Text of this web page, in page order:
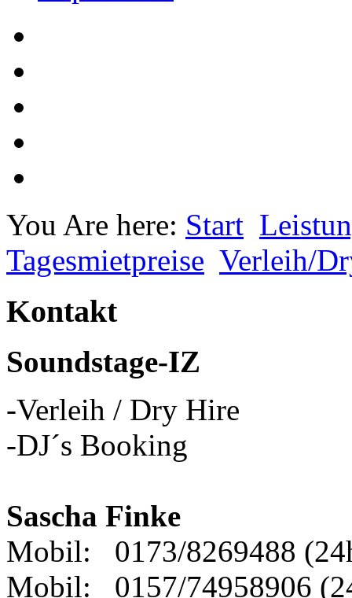
You Are here: Start
Tagesmietpreise Verleih/
Kontakt
Soundstage-IZ
-Verleih / Dry Hire
-DJ´s Booking
Sascha Finke
Mobil: 0173/8269488
Mobil: 0157/74958906